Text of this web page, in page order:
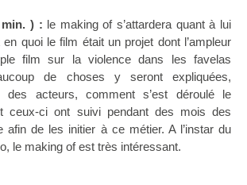
) : le making of s’attardera quant à lui
quoi le film était un projet dont l’ampleur
film sur la violence dans les favelas
de choses y seront expliquées,
acteurs, comment s’est déroulé le
ceux-ci ont suivi pendant des mois des
afin de les initier à ce métier. A l’instar du
le making of est très intéressant.